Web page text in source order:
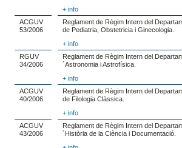
+ info
ACGUV
53/2006
Reglament de Règim Intern del
de Pediatria, Obstetricia i Ginecologia.
+ info
RGUV
34/2006
Reglament de Règim Intern del
´Astronomia i Astrofísica.
+ info
ACGUV
40/2006
Reglament de Règim Intern del
de Filologia Clàssica.
+ info
ACGUV
43/2006
Reglament de Règim Intern del
´Història de la Ciència i Documentació.